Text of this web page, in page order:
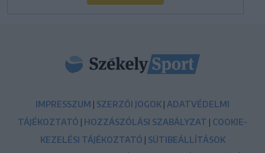
IMPRESSZUM | SZERZŐI JOGOK | ADATVÉDELMI
TÁJÉKOZTATÓ | HOZZÁSZÓLÁSI SZABÁLYZAT | COOKIE-
KEZELÉSI TÁJÉKOZTATÓ | SÜTIBEÁLLÍTÁSOK